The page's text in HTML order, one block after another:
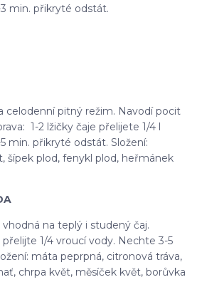
min. přikryté odstát.
celodenní pitný režim. Navodí pocit
1-2 lžičky čaje přelijete 1/4 l
min. přikryté odstát. Složení:
šípek plod, fenykl plod, heřmánek
na teplý i studený čaj.
přelijte 1/4 vroucí vody. Nechte 3-5
máta peprpná, citronová tráva,
chrpa květ, měsíček květ, borůvka